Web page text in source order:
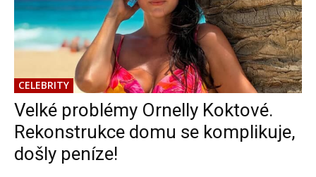
CELEBRITY
Velké problémy Ornelly Koktové.
Rekonstrukce domu se komplikuje,
došly peníze!